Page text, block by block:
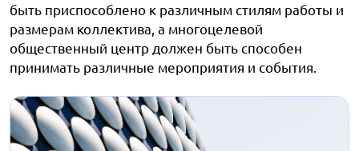
быть приспособлено к различным стилям работы и
размерам коллектива, а многоцелевой
общественный центр должен быть способен
принимать различные мероприятия и события.